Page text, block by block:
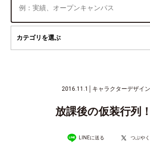
2016.11.1 キャラクターデザイ
放課後の仮装行列
LINEに送る つぶやく